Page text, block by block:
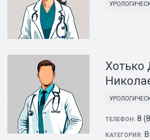
ТЕЛЕФОН: 8
КАТЕГОРИЯ: